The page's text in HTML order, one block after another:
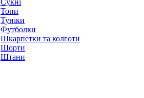
Сукні
Топи
Туніки
Футболки
Шкарпетки та колготи
Шорти
Штани